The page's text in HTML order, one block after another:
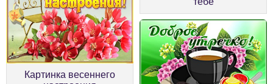
Картинка весеннего